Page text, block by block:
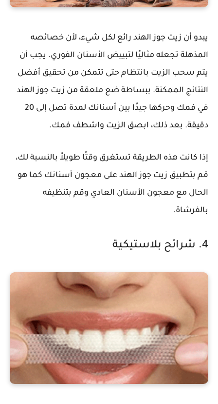
يبدو أن زيت جوز الهند رائع لكل شيء، لأن خصائصه
المذهلة تجعله مثاليًا لتبييض الأسنان الفوري. يجب أن
يتم سحب الزيت بانتظام حتى تتمكن من تحقيق أفضل
النتائج الممكنة. ببساطة ضع ملعقة من زيت جوز الهند
في فمك وحركها جيدًا بين أسنانك لمدة تصل إلى 20
دقيقة. بعد ذلك، ابصق الزيت واشطف فمك.
إذا كانت هذه الطريقة تستغرق وقتًا طويلاً بالنسبة لك،
قم بتطبيق زيت جوز الهند على معجون أسنانك كما هو
الحال مع معجون الأسنان العادي وقم بتنظيفه
بالفرشاة.
4. شرائح بلاستيكية